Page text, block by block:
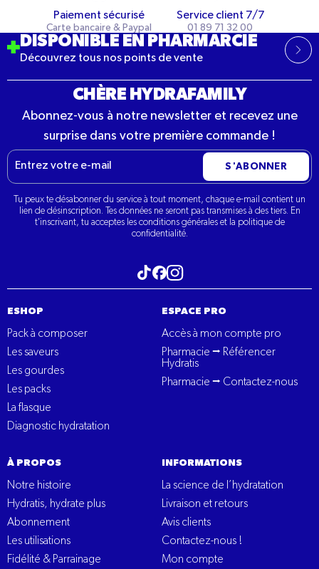
Paiement sécurisé
Carte bancaire & Paypal
Service client 7/7
01 89 71 32 00
CHÈRE HYDRAFAMILY
Abonnez-vous à notre newsletter et recevez une
surprise dans votre première commande !
E-
mail
S'ABONNER
Tu peux te désabonner du service à tout moment, chaque e-mail contient un
lien de désinscription. Tes données ne seront pas transmises à des tiers. En
t'inscrivant, tu acceptes les conditions générales et la politique de
confidentialité.
Visitez notre tiktok
Visitez notre Facebook
DISPONIBLE EN PHARMARCIE
Découvrez tous nos points de vente
ESHOP
Pack à composer
Les saveurs
Les gourdes
Les packs
La flasque
Diagnostic hydratation
ESPACE PRO
Accès à mon compte pro
Pharmacie ⭢ Référencer
Hydratis
Pharmacie ⭢ Contactez-nous
À PROPOS
Notre histoire
Hydratis, hydrate plus
Abonnement
Les utilisations
Fidélité & Parrainage
INFORMATIONS
La science de l’hydratation
Livraison et retours
Avis clients
Contactez-nous !
Mon compte